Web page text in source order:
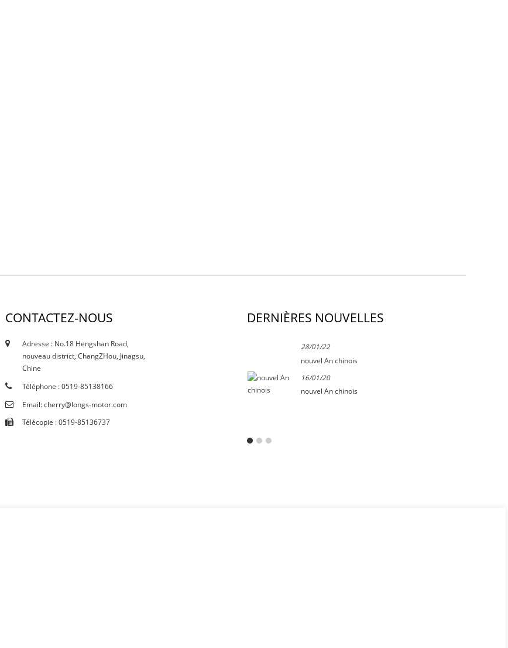
CONTACTEZ-NOUS
Adresse : No.18 Hengshan Road,
nouveau district, ChangZHou, Jinagsu,
Chine
Téléphone : 0519-85138166
Email: cherry@longs-motor.com
Télécopie : 0519-85136737
DERNIÈRES NOUVELLES
18/10/19
Certificats
28/01/22
nouvel An chinois
16/01/20
nouvel An chinois